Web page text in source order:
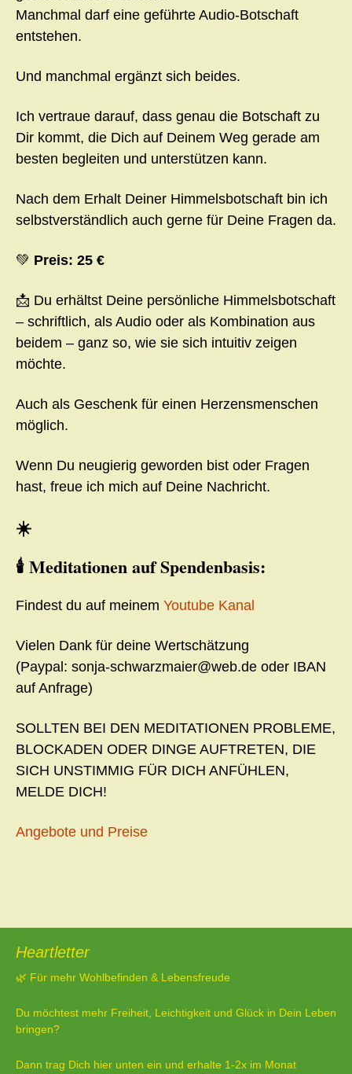
Manchmal darf eine geführte Audio-Botschaft
entstehen.
Und manchmal ergänzt sich beides.
Ich vertraue darauf, dass genau die Botschaft zu
Dir kommt, die Dich auf Deinem Weg gerade am
besten begleiten und unterstützen kann.
Nach dem Erhalt Deiner Himmelsbotschaft bin ich
selbstverständlich auch gerne für Deine Fragen da.
💚 Preis: 25 €
📩 Du erhältst Deine persönliche Himmelsbotschaft
– schriftlich, als Audio oder als Kombination aus
beidem – ganz so, wie sie sich intuitiv zeigen
möchte.
Auch als Geschenk für einen Herzensmenschen
möglich.
Wenn Du neugierig geworden bist oder Fragen
hast, freue ich mich auf Deine Nachricht.
☀️
🕯️Meditationen auf Spendenbasis:
Findest du auf meinem Youtube Kanal
Vielen Dank für deine Wertschätzung
(Paypal: sonja-schwarzmaier@web.de oder IBAN
auf Anfrage)
SOLLTEN BEI DEN MEDITATIONEN PROBLEME,
BLOCKADEN ODER DINGE AUFTRETEN, DIE
SICH UNSTIMMIG FÜR DICH ANFÜHLEN,
MELDE DICH!
Angebote und Preise
Heartletter
🌿 Für mehr Wohlbefinden & Lebensfreude
Du möchtest mehr Freiheit, Leichtigkeit und Glück in Dein Leben
bringen?
Dann trag Dich hier unten ein und erhalte 1-2x im Monat